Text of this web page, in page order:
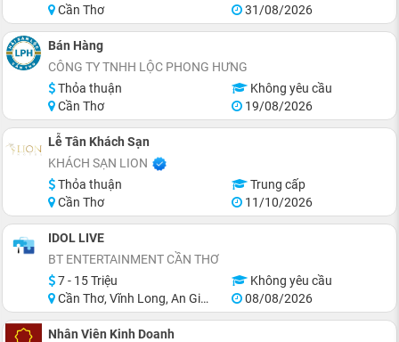
Cần Thơ
31/08/2026
Bán Hàng
CÔNG TY TNHH LỘC PHONG HƯNG
Thỏa thuận
Không yêu cầu
Cần Thơ
19/08/2026
Lễ Tân Khách Sạn
KHÁCH SẠN LION
Thỏa thuận
Trung cấp
Cần Thơ
11/10/2026
IDOL LIVE
BT ENTERTAINMENT CẦN THƠ
7 - 15 Triệu
Không yêu cầu
Cần Thơ, Vĩnh Long, An Giang, Đồng Tháp, Miền Nam, Miền Bắc
08/08/2026
Nhân Viên Kinh Doanh